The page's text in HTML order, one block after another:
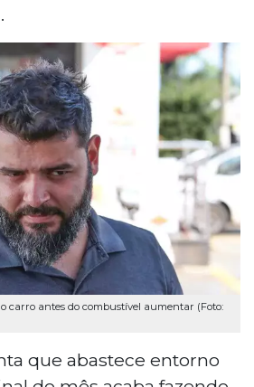
carro antes do combustível aumentar (Foto:
que abastece entorno